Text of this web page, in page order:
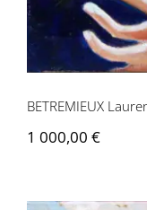
BETREMIEUX
1 000,00 €